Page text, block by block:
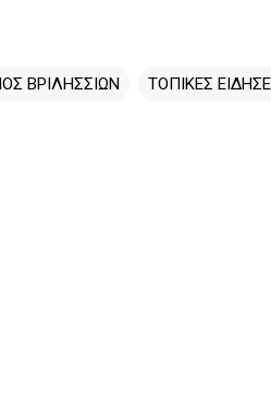
ΒΡΙΛΗΣΣΙΩΝ ΤΟΠΙΚΕΣ